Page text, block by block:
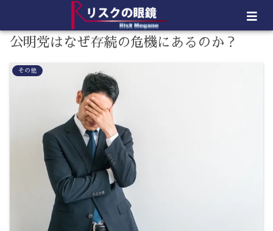
公明党はなぜ存続の危機にあるのか？
その他